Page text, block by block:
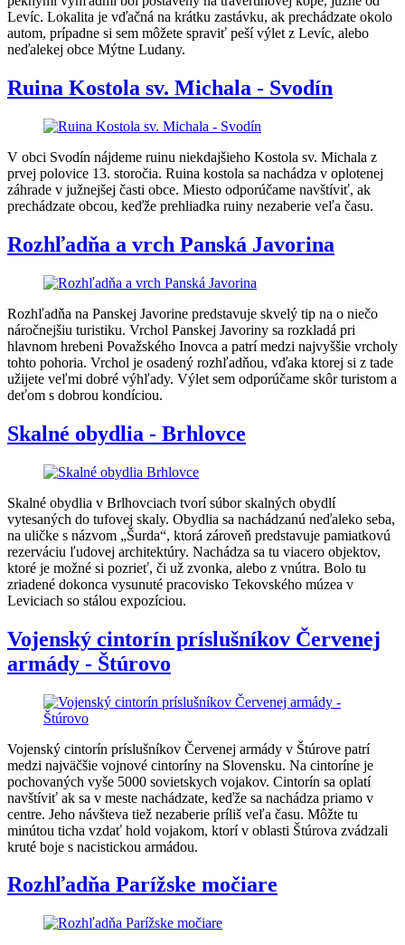
Levíc. Lokalita je vďačná na krátku zastávku, ak prechádzate okolo
autom, prípadne si sem môžete spraviť peší výlet z Levíc, alebo
neďalekej obce Mýtne Ludany.
Ruina Kostola sv. Michala - Svodín
V obci Svodín nájdeme ruinu niekdajšieho Kostola sv. Michala z
prvej polovice 13. storočia. Ruina kostola sa nachádza v oplotenej
záhrade v južnejšej časti obce. Miesto odporúčame navštíviť, ak
prechádzate obcou, keďže prehliadka ruiny nezaberie veľa času.
Rozhľadňa a vrch Panská Javorina
Rozhľadňa na Panskej Javorine predstavuje skvelý tip na o niečo
náročnejšiu turistiku. Vrchol Panskej Javoriny sa rozkladá pri
hlavnom hrebeni Považského Inovca a patrí medzi najvyššie vrcholy
tohto pohoria. Vrchol je osadený rozhľadňou, vďaka ktorej si z tade
užijete veľmi dobré výhľady. Výlet sem odporúčame skôr turistom a
deťom s dobrou kondíciou.
Skalné obydlia - Brhlovce
Skalné obydlia v Brlhovciach tvorí súbor skalných obydlí
vytesaných do tufovej skaly. Obydlia sa nachádzanú neďaleko seba,
na uličke s názvom „Šurda“, ktorá zároveň predstavuje pamiatkovú
rezerváciu ľudovej architektúry. Nachádza sa tu viacero objektov,
ktoré je možné si pozrieť, či už zvonka, alebo z vnútra. Bolo tu
zriadené dokonca vysunuté pracovisko Tekovského múzea v
Leviciach so stálou expozíciou.
Vojenský cintorín príslušníkov Červenej
armády - Štúrovo
Vojenský cintorín príslušníkov Červenej armády v Štúrove patrí
medzi najväčšie vojnové cintoríny na Slovensku. Na cintoríne je
pochovaných vyše 5000 sovietskych vojakov. Cintorín sa oplatí
navštíviť ak sa v meste nachádzate, keďže sa nachádza priamo v
centre. Jeho návšteva tiež nezaberie príliš veľa času. Môžte tu
minútou ticha vzdať hold vojakom, ktorí v oblasti Štúrova zvádzali
kruté boje s nacistickou armádou.
Rozhľadňa Parížske močiare